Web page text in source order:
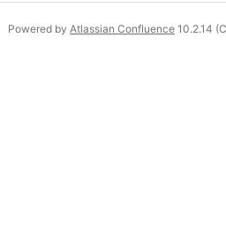
Powered by Atlassian Confluence 10.2.14